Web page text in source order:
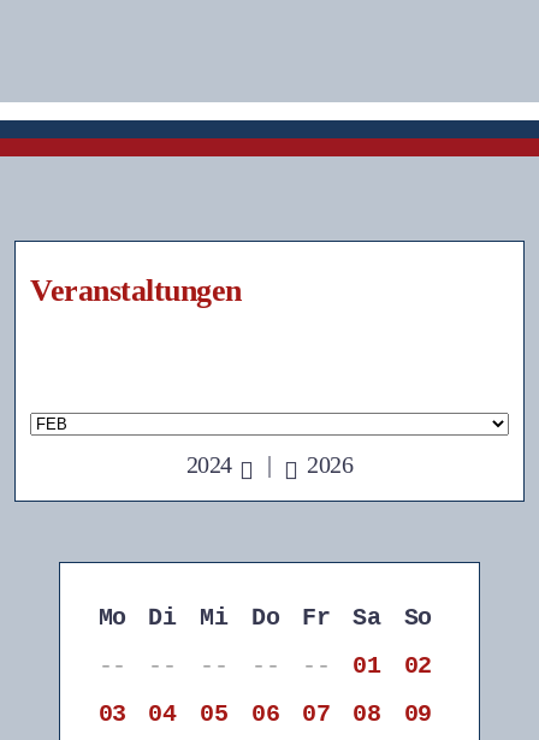
Veranstaltungen
2024 | 2026
Mo Di Mi Do Fr Sa
So
--
-- -- -- -- 01
02
03
04 05 06 07 08
09